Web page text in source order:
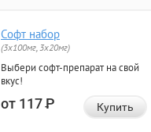
Софт набор
(3x100мг, 3x20мг)
Выбери софт-препарат на свой
вкус!
от 117Р Купить